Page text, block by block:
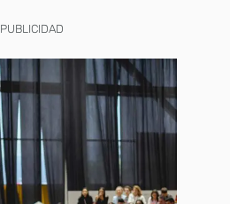
PUBLICIDAD